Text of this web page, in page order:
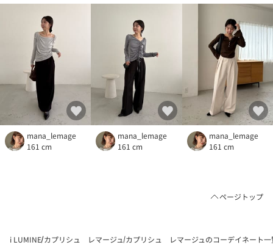
mana_lemage
161 cm
mana_lemage
161 cm
mana_lemage
161 cm
ページトップ
i LUMINE カプリシュ レマージュ カプリシュ レマージュのコーデイネート一